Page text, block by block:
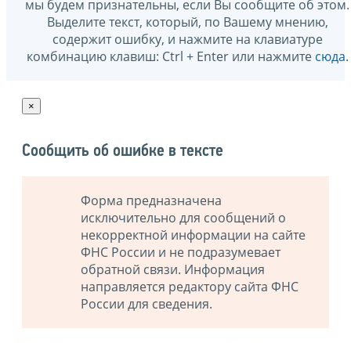
мы будем признательны, если Вы сообщите об этом.
Выделите текст, который, по Вашему мнению,
содержит ошибку, и нажмите на клавиатуре
комбинацию клавиш: Ctrl + Enter или нажмите сюда.
×
Сообщить об ошибке в тексте
Форма предназначена
исключительно для сообщений о
некорректной информации на сайте
ФНС России и не подразумевает
обратной связи. Информация
направляется редактору сайта ФНС
России для сведения.